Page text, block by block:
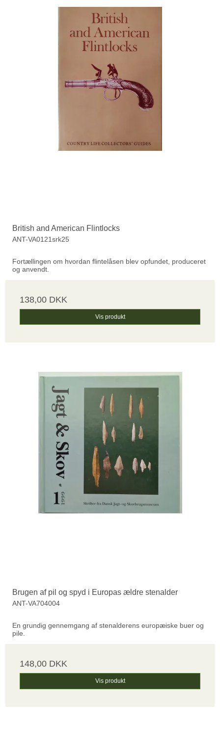
British and American Flintlocks
ANT-VA0121srk25
Fortællingen om hvordan flintelåsen blev opfundet, produceret
og anvendt.
138,00 DKK
Vis produkt
Brugen af pil og spyd i Europas ældre stenalder
ANT-VA704004
En grundig gennemgang af stenalderens europæiske buer og
pile.
148,00 DKK
Vis produkt